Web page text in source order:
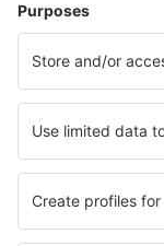
Ubytování in Reims
Nejlepší ubytování
Ubytování in